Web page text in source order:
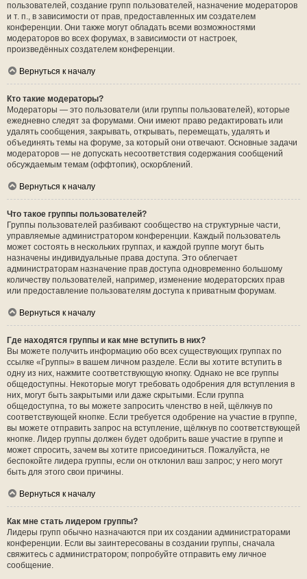
пользователей, создание групп пользователей, назначение модераторов
и т. п., в зависимости от прав, предоставленных им создателем
конференции. Они также могут обладать всеми возможностями
модераторов во всех форумах, в зависимости от настроек,
произведённых создателем конференции.
Вернуться к началу
Кто такие модераторы?
Модераторы — это пользователи (или группы пользователей), которые
ежедневно следят за форумами. Они имеют право редактировать или
удалять сообщения, закрывать, открывать, перемещать, удалять и
объединять темы на форуме, за который они отвечают. Основные задачи
модераторов — не допускать несоответствия содержания сообщений
обсуждаемым темам (оффтопик), оскорблений.
Вернуться к началу
Что такое группы пользователей?
Группы пользователей разбивают сообщество на структурные части,
управляемые администратором конференции. Каждый пользователь
может состоять в нескольких группах, и каждой группе могут быть
назначены индивидуальные права доступа. Это облегчает
администраторам назначение прав доступа одновременно большому
количеству пользователей, например, изменение модераторских прав
или предоставление пользователям доступа к приватным форумам.
Вернуться к началу
Где находятся группы и как мне вступить в них?
Вы можете получить информацию обо всех существующих группах по
ссылке «Группы» в вашем личном разделе. Если вы хотите вступить в
одну из них, нажмите соответствующую кнопку. Однако не все группы
общедоступны. Некоторые могут требовать одобрения для вступления в
них, могут быть закрытыми или даже скрытыми. Если группа
общедоступна, то вы можете запросить членство в ней, щёлкнув по
соответствующей кнопке. Если требуется одобрение на участие в группе,
вы можете отправить запрос на вступление, щёлкнув по соответствующей
кнопке. Лидер группы должен будет одобрить ваше участие в группе и
может спросить, зачем вы хотите присоединиться. Пожалуйста, не
беспокойте лидера группы, если он отклонил ваш запрос; у него могут
быть для этого свои причины.
Вернуться к началу
Как мне стать лидером группы?
Лидеры групп обычно назначаются при их создании администраторами
конференции. Если вы заинтересованы в создании группы, сначала
свяжитесь с администратором; попробуйте отправить ему личное
сообщение.